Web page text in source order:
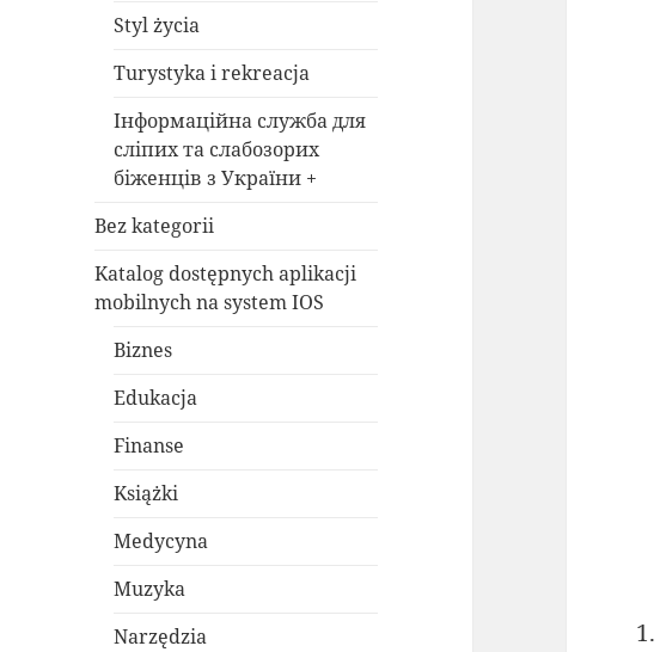
Styl życia
Turystyka i rekreacja
Інформаційна служба для
сліпих та слабозорих
біженців з України +
Bez kategorii
Katalog dostępnych aplikacji
mobilnych na system IOS
Biznes
Edukacja
Finanse
Książki
Medycyna
Muzyka
Narzędzia